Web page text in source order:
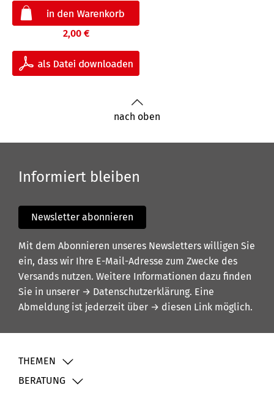
2,00 €
nach oben
Informiert bleiben
Newsletter abonnieren
Mit dem Abonnieren unseres Newsletters willigen Sie
ein, dass wir Ihre E-Mail-Adresse zum Zwecke des
Versands nutzen. Weitere Informationen dazu finden
Sie in unserer → Datenschutzerklärung. Eine
Abmeldung ist jederzeit über → diesen Link möglich.
THEMEN
BERATUNG